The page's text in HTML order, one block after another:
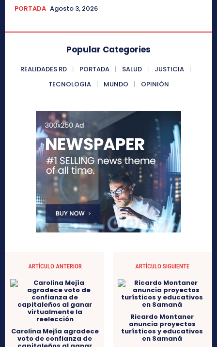
PORTADA Agosto 3, 2026
Popular Categories
REALIDADES RD PORTADA SALUD
JUSTICIA
TECNOLOGIA
MUNDO OPINIÓN
ARTÍCULO ANTERIOR
Carolina Mejía agradece
voto de confianza de
ARTÍCULO SIGUIENTE
Ricardo Montaner
anuncia proyectos
turísticos y educativos
en Samaná